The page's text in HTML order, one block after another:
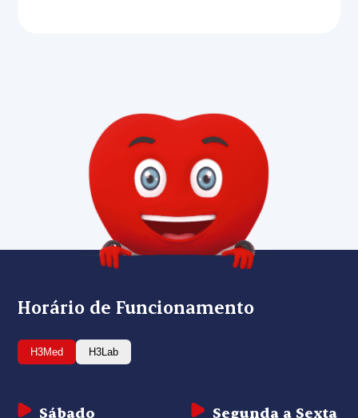
Horário de Funcionamento
H3Med H3Lab
Segunda a Sexta
Sábado